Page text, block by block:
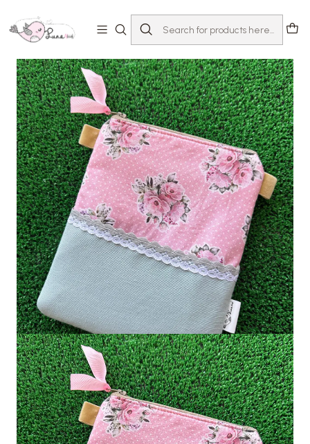
Mochilas & Estojos Bolsa Higiene